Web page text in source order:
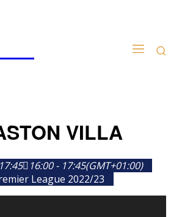
VILLA
16:00 - 17:45(GMT+01:00)
League 2022/23